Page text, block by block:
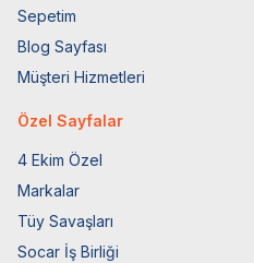
Sepetim
Blog Sayfası
Müşteri Hizmetleri
Özel Sayfalar
4 Ekim Özel
Markalar
Tüy Savaşları
Socar İş Birliği